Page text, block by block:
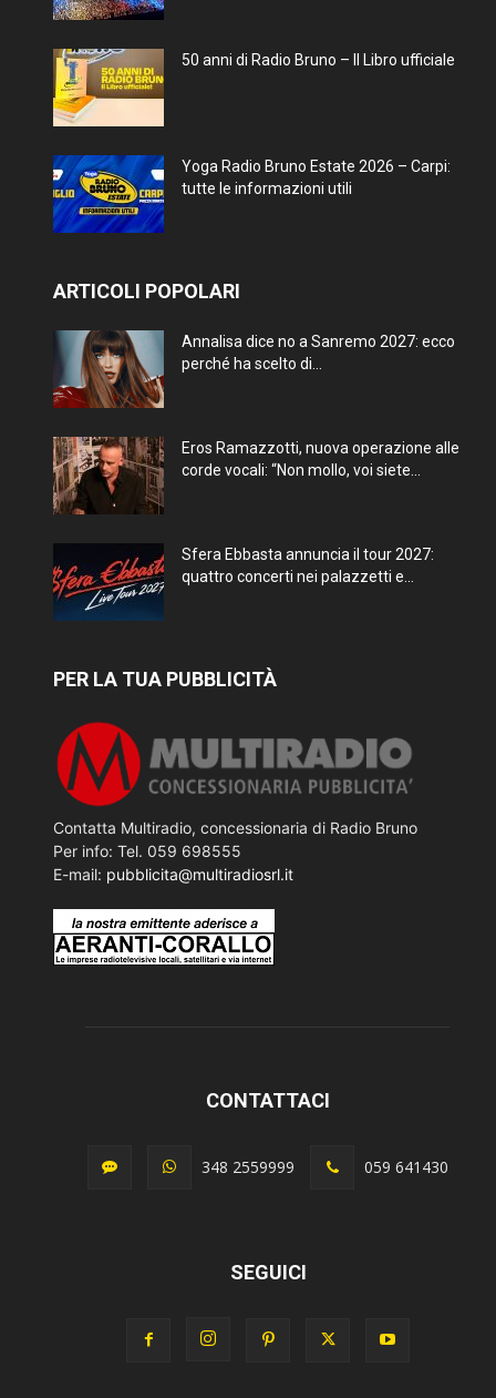
50 anni di Radio Bruno – Il Libro ufficiale
Yoga Radio Bruno Estate 2026 – Carpi:
tutte le informazioni utili
ARTICOLI POPOLARI
Annalisa dice no a Sanremo 2027: ecco
perché ha scelto di...
Eros Ramazzotti, nuova operazione alle
corde vocali: “Non mollo, voi siete...
Sfera Ebbasta annuncia il tour 2027:
quattro concerti nei palazzetti e...
PER LA TUA PUBBLICITÀ
Contatta Multiradio, concessionaria di Radio Bruno
Per info: Tel. 059 698555
E-mail: pubblicita@multiradiosrl.it
CONTATTACI
348 2559999 059 641430
SEGUICI